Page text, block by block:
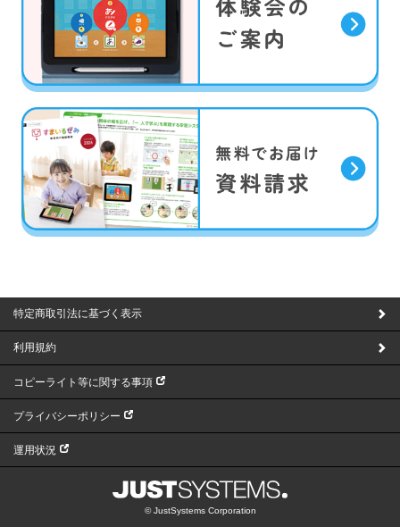
特定商取引法に基づく表示
利用規約
コピーライト等に関する事項
プライバシーポリシー
運用状況
© JustSystems Corporation